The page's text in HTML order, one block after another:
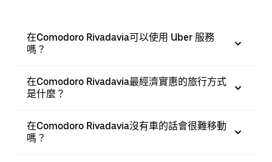
在Comodoro Rivadavia可以使用 Uber 服務
嗎？
在Comodoro Rivadavia最經濟實惠的旅行方式
是什麼？
在Comodoro Rivadavia沒有車的話會很難移動
嗎？